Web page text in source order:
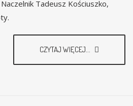
Tadeusz Kościuszko,
CZYTAJ WIĘCEJ...